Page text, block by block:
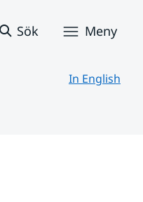
Sök Meny
In English